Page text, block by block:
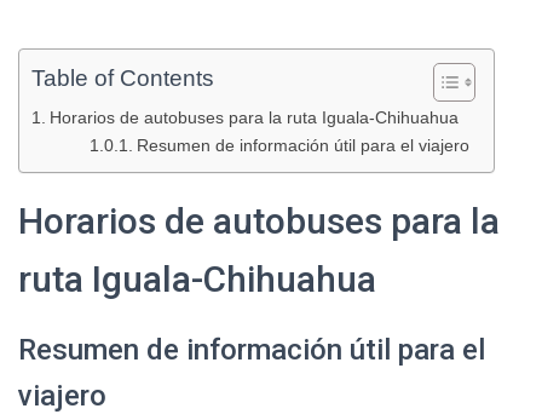
Table of Contents
Horarios de autobuses para la ruta Iguala-Chihuahua
Resumen de información útil para el viajero
Horarios de autobuses para la
ruta Iguala-Chihuahua
Resumen de información útil para el
viajero